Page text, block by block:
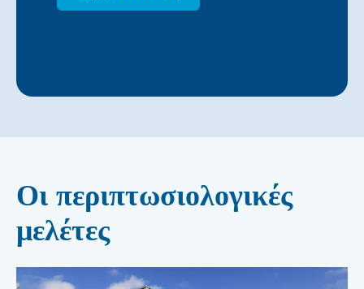
Οι περιπτωσιολογικές
μελέτες